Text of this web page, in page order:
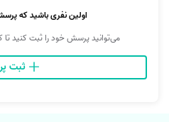
یا برای چند روز به گزینه متفاوتی احتیاج
مدل‌های لوکس را متناسب با هدف خود
آچاره باعث می‌شود چند پیشنهاد مختلف در
مقایسه شرایط فراهم شود.
اولین نفری باشید که
می‌توانید پرسش خود را ثبت کنید تا